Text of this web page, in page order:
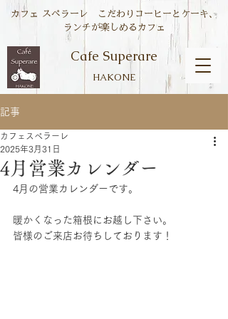
Cafe Superare
HAKONE
カフェ スペラーレ こだわりコーヒーとケーキ、
ランチが楽しめるカフェ
記事
4月営業カレンダー
カフェスペラーレ
2025年3月31日
4月の営業カレンダーです。
暖かくなった箱根にお越し下さい。
皆様のご来店お待ちしております！